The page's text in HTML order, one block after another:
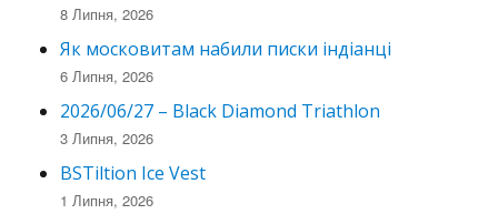
8 Липня, 2026
Як московитам набили писки індіанці
6 Липня, 2026
2026/06/27 – Black Diamond Triathlon
3 Липня, 2026
BSTiltion Ice Vest
1 Липня, 2026